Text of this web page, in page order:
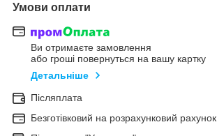
Умови оплати
Ви отримаєте замовлення
або гроші повернуться на вашу картку
Детальніше
Післяплата
Безготівковий на розрахунковий рахунок